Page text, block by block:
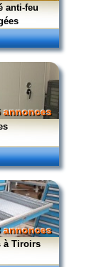
anti-feu
annonces
annonces
à Tiroirs